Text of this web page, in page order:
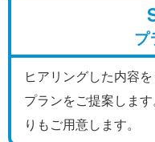
プ
ヒアリングした内容
プランをご提案しま
りもご用意します。